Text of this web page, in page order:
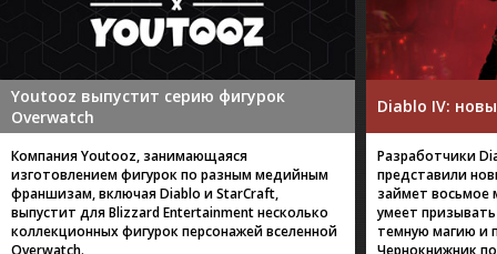
Youtooz выпустит серию фигурок
Overwatch
Компания Youtooz, занимающаяся
изготовлением фигурок по разным медийным
франшизам, включая Diablo и StarCraft,
выпустит для Blizzard Entertainment несколько
коллекционных фигурок персонажей вселенной
Overwatch.
Diablo IV:
Разработчики
представили
займет восьмое
умеет
темную магию и
Чернокнижник